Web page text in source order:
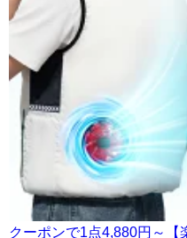
クーポンで1点4,880円～【